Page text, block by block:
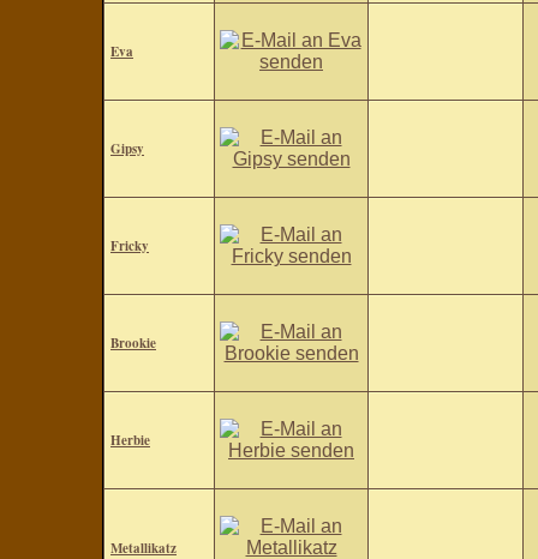
Eva
Gipsy
Fricky
Brookie
Herbie
Metallikatz